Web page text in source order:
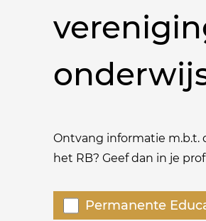
Ontvang informatie m.b.t.
het RB? Geef dan in je
WelkePermanente